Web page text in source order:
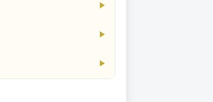
▶
▶
▶